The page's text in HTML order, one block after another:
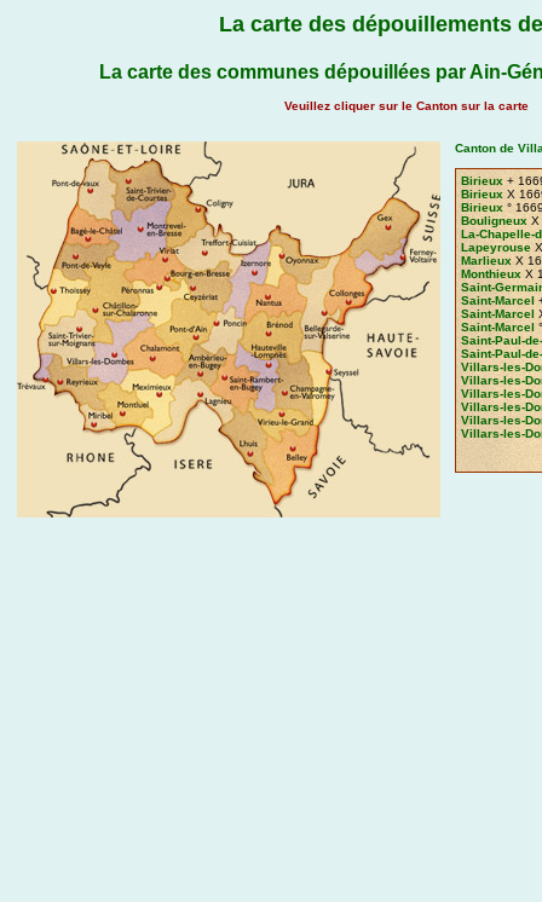
La carte des dépouillements
La carte des communes dépouillées par Ain-
Veuillez cliquer sur le Canton sur la carte
Canton de
Birieux +
Birieux X
Birieux °
Bouligneux X
La-Chapelle-
Lapeyrouse
Marlieux X
Monthieux X
Saint-
Saint-Marcel
Saint-Marcel
Saint-Marcel
Saint-Paul-
Saint-Paul-
Villars-les-
Villars-les-
Villars-les-
Villars-les-
Villars-les-
Villars-les-